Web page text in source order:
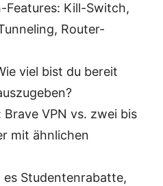
Features: Kill-Switch,
Router-
viel bist du bereit
VPN vs. zwei bis
mit ähnlichen
Studentenrabatte,